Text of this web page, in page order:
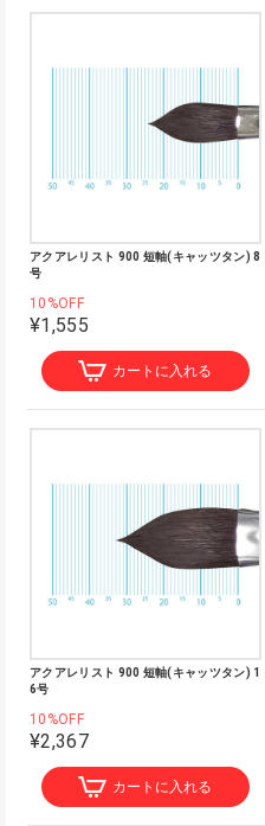
アクアレリスト 900 短軸(キャッツタン) 8
号
10%OFF
¥1,555
カートに入れる
アクアレリスト 900 短軸(キャッツタン) 1
6号
10%OFF
¥2,367
カートに入れる